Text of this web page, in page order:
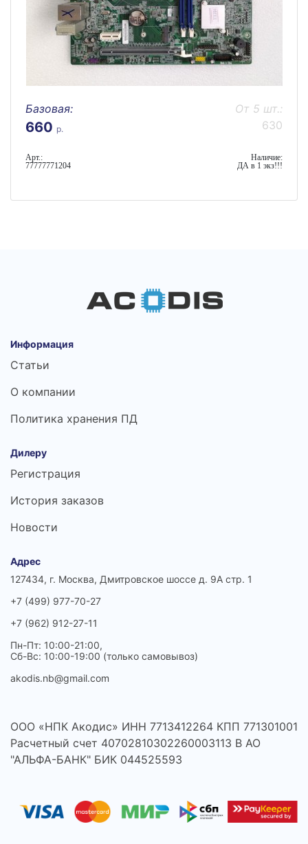
Базовая:
660 р.
От 5 шт.:
630
Арт.:
77777771204
Наличие:
ДА в 1 экз!!!
Информация
Статьи
О компании
Политика хранения ПД
Дилеру
Регистрация
История заказов
Новости
Адрес
127434, г. Москва, Дмитровское шоссе д. 9А стр. 1
+7 (499) 977-70-27
+7 (962) 912-27-11
Пн-Пт: 10:00-21:00,
Сб-Вс: 10:00-19:00 (только самовывоз)
akodis.nb@gmail.com
ООО «НПК Акодис» ИНН 7713412264 КПП 771301001
Расчетный счет 40702810302260003113 В АО
"АЛЬФА-БАНК" БИК 044525593